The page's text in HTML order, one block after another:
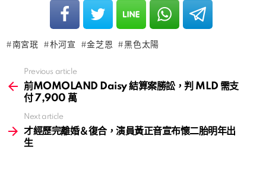
南宮珉 朴河宣 金芝恩 黑色太陽
more
Previous article
前MOMOLAND Daisy 結算案勝訟，判 MLD 需支
付 7,900 萬
Next article
才經歷完離婚＆復合，演員黃正音宣布懷二胎明年出
生